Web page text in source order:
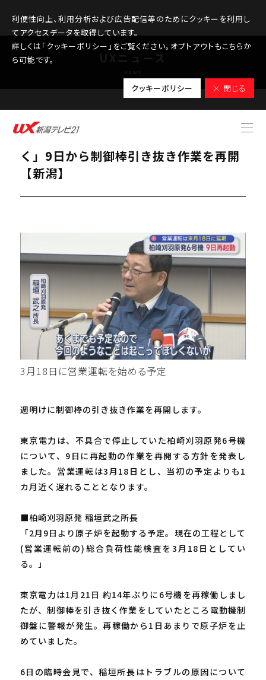
利便性向上、利用分析および広告配信等のためにクッキーを利用し
てアクセスデータを取得しています。
詳しくは「クッキーポリシー」をご覧ください。オプトアウトもこちらか
ら可能です。
クッキーポリシー × 閉じる
2026.02.06
【柏崎刈羽原発】「一歩ずつ進めてい
く」9日から制御棒引き抜き作業を再開
【新潟】
3月18日に営業運転を始める予定
週明けに制御棒の引き抜き作業を再開します。
東京電力は、不具合で停止していた柏崎刈羽原発6号機
について、9日に再起動の作業を再開する方針を発表し
ました。営業運転は3月18日とし、当初の予定よりも1
カ月近く遅れることとなります。
■柏崎刈羽原発 稲垣武之所長
「2月9日より原子炉を起動する予定。現在の工程として
(営業運転前の)総合負荷性能検査を3月18日としてい
る。」
東京電力は1月21日 約14年ぶりに6号機を再稼働しまし
たが、制御棒を引き抜く作業をしていたところ電動機制
御盤に警報が発生。再稼働から1日あまりで原子炉を止
めていました。
6日の臨時会見で、稲垣所長はトラブルの原因について